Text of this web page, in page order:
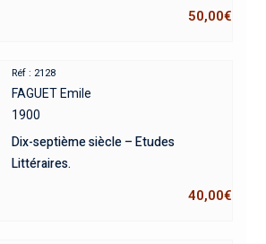
50,00€
Réf : 2128
FAGUET Emile
1900
Dix-septième siècle – Etudes
Littéraires.
40,00€